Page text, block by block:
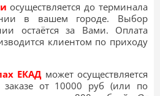
осуществляется до терминала
в вашем городе. Выбор
остаётся за Вами. Оплата
клиентом по приходу
ЕКАД может осуществляется
от 10000 руб (или по